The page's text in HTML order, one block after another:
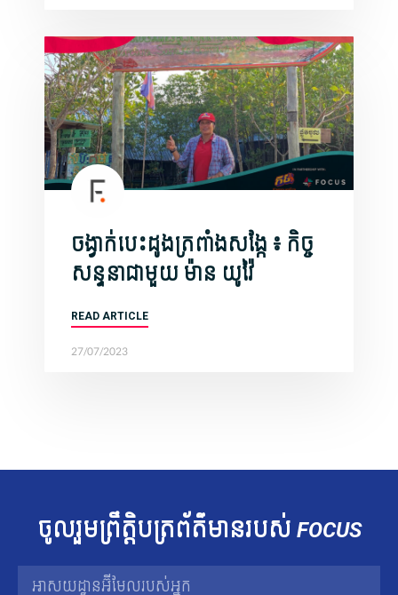
ចង្វាក់បេះដូងត្រពាំងសង្កែ ៖ កិច្ច
សន្ទនាជាមួយ ​ម៉ាន យូវ៉ៃ
READ ARTICLE
27/07/2023
ចូលរួម​ព្រឹត្តិបត្រ​ព័ត៌មាន​របស់​FOCUS